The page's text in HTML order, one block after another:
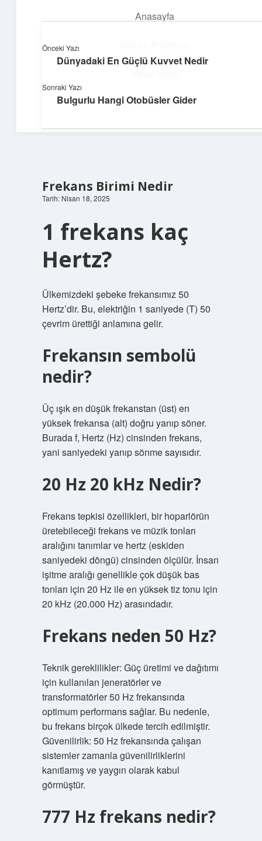
Anasayfa
Hakkımızda
Pratik Çözüm Rehberi
Hayatını kolaylaştıran zekice fikirler!
Frekans Birimi Nedir
Tarih: Nisan 18, 2025
1 frekans kaç
Hertz?
Ülkemizdeki şebeke frekansımız 50
Hertz’dir. Bu, elektriğin 1 saniyede (T) 50
çevrim ürettiği anlamına gelir.
Frekansın sembolü
nedir?
Üç ışık en düşük frekanstan (üst) en
yüksek frekansa (alt) doğru yanıp söner.
Burada f, Hertz (Hz) cinsinden frekans,
yani saniyedeki yanıp sönme sayısıdır.
20 Hz 20 kHz Nedir?
Frekans tepkisi özellikleri, bir hoparlörün
üretebileceği frekans ve müzik tonları
aralığını tanımlar ve hertz (eskiden
saniyedeki döngü) cinsinden ölçülür. İnsan
işitme aralığı genellikle çok düşük bas
tonları için 20 Hz ile en yüksek tiz tonu için
20 kHz (20.000 Hz) arasındadır.
Frekans neden 50 Hz?
Teknik gereklilikler: Güç üretimi ve dağıtımı
için kullanılan jeneratörler ve
transformatörler 50 Hz frekansında
optimum performans sağlar. Bu nedenle,
bu frekans birçok ülkede tercih edilmiştir.
Güvenilirlik: 50 Hz frekansında çalışan
sistemler zamanla güvenilirliklerini
kanıtlamış ve yaygın olarak kabul
görmüştür.
777 Hz frekans nedir?
Önceki Yazı
Dünyadaki En Güçlü Kuvvet Nedir
Sonraki Yazı
Bulgurlu Hangi Otobüsler Gider